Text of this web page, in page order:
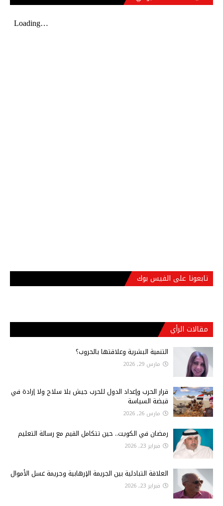
تابعونا على الفيس بوك
مقالات الرأي
التنمية البشرية وعلاقتها بالحروب؟
مارس 29, 2026
قرار الحرب وإعداد الدول للحرب جيش بلا سلاح ولا إرادة في
قبضة السياسة
مارس 26, 2026
رمضان في الكويت.. حين تتكامل القيم مع رسالة التعليم
فبراير 23, 2026
العلاقة التبادلية بين الجريمة الإرهابية وجريمة غسل الأموال
فبراير 23, 2026